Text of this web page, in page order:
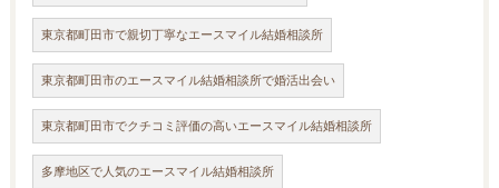
東京都町田市で親切丁寧なエースマイル結婚相談所
東京都町田市のエースマイル結婚相談所で婚活出会い
東京都町田市でクチコミ評価の高いエースマイル結婚相談所
多摩地区で人気のエースマイル結婚相談所